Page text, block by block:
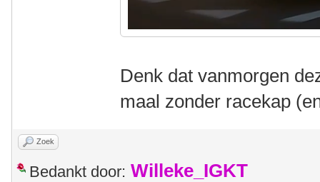
Denk dat vanmorgen
maal zonder racekap
Zoek
Bedankt door: Willeke_IGKT